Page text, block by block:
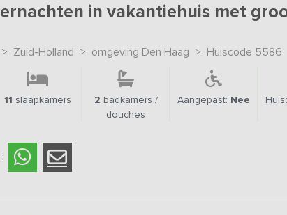
in vakantiehuis met
> Zuid-Holland > omgeving Den Haag > Huiscode 5586
11 slaapkamers 2 badkamers /
douches
Aangepast: Nee